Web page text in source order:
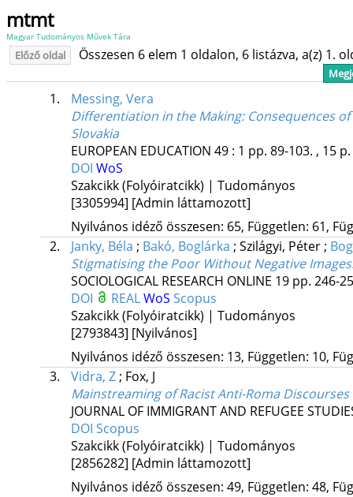
mtmt
Magyar Tudományos Művek Tára
Előző oldal Összesen 6 elem 1 oldalon, 6 listázva, a(z) 1.
1.
Messing, Vera
Differentiation in the Making: Consequences
Slovakia
EUROPEAN EDUCATION 49: 1 pp. 89-103. , 15 p.
DOI WoS
Szakcikk (Folyóiratcikk) | Tudományos
[3305994] [Admin láttamozott]
Nyilvános idéző összesen: 65, Független: 61,
2.
Janky, Béla ; Bakó, Boglárka ; Szilágyi, Péter;
Stigmatising the Poor Without Negative Images
SOCIOLOGICAL RESEARCH ONLINE 19 pp. 246-
DOI
REALWoS Scopus
Szakcikk (Folyóiratcikk) | Tudományos
[2793843] [Nyilvános]
Nyilvános idéző összesen: 13, Független: 10,
3.
Vidra, Z; Fox, J
Mainstreaming of Racist Anti-Roma
JOURNAL OF IMMIGRANT AND REFUGEE
DOI Scopus
Szakcikk (Folyóiratcikk) | Tudományos
[2856282] [Admin láttamozott]
Nyilvános idéző összesen: 49, Független: 48,